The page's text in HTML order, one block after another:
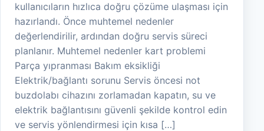
kullanıcıların hızlıca doğru çözüme ulaşması için
hazırlandı. Önce muhtemel nedenler
değerlendirilir, ardından doğru servis süreci
planlanır. Muhtemel nedenler kart problemi
Parça yıpranması Bakım eksikliği
Elektrik/bağlantı sorunu Servis öncesi not
buzdolabı cihazını zorlamadan kapatın, su ve
elektrik bağlantısını güvenli şekilde kontrol edin
ve servis yönlendirmesi için kısa […]